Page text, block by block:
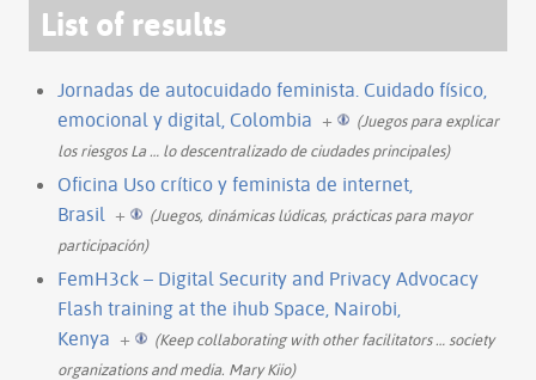
List of results
Jornadas de autocuidado feminista. Cuidado físico,
emocional y digital, Colombia +
(Juegos para explicar
los riesgos La … lo descentralizado de ciudades principales)
Oficina Uso crítico y feminista de internet,
Brasil +
(Juegos, dinámicas lúdicas, prácticas para mayor
participación)
FemH3ck – Digital Security and Privacy Advocacy
Flash training at the ihub Space, Nairobi,
Kenya + (Keep collaborating with other facilitators… society
organizations and media. Mary Kiio)